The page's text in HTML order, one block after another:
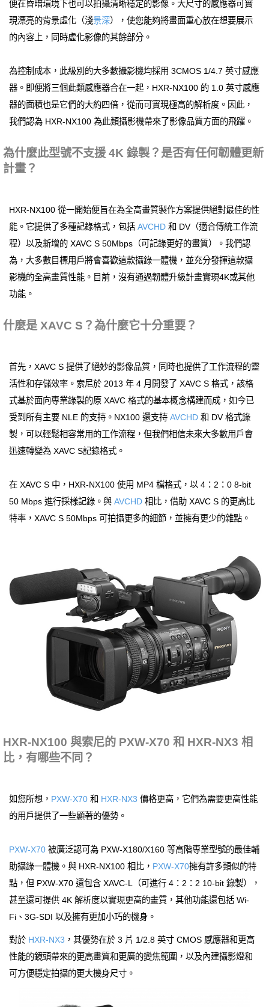
便在昏暗環境下也可以拍攝清晰穩定的影像。大尺寸的感應器可實
現漂亮的背景虛化（淺景深），使您能夠將畫面重心放在想要展示
的內容上，同時虛化影像的其餘部分。
為控制成本，此級別的大多數攝影機均採用 3CMOS 1/4.7 英寸感應
器。即便將三個此類感應器合在一起，HXR-NX100 的 1.0 英寸感應
器的面積也是它們的大約四倍，從而可實現極高的解析度。因此，
我們認為 HXR-NX100 為此類攝影機帶來了影像品質方面的飛躍。
為什麼此型號不支援 4K 錄製？是否有任何韌體更新
計畫？
HXR-NX100 從一開始便旨在為全高畫質製作方案提供絕對最佳的性
能。它提供了多種記錄格式，包括 AVCHD 和 DV（適合傳統工作流
程）以及新增的 XAVC S 50Mbps（可記錄更好的畫質）。我們認
為，大多數目標用戶將會喜歡這款攝錄一體機，並充分發揮這款攝
影機的全高畫質性能。目前，沒有通過韌體升級計畫實現4K或其他
功能。
什麼是 XAVC S？為什麼它十分重要？
首先，XAVC S 提供了絕妙的影像品質，同時也提供了工作流程的靈
活性和存儲效率。索尼於 2013 年 4 月開發了 XAVC S 格式，該格
式基於面向專業錄製的原 XAVC 格式的基本概念構建而成，如今已
受到所有主要 NLE 的支持。NX100 還支持 AVCHD 和 DV 格式錄
製，可以輕鬆相容常用的工作流程，但我們相信未來大多數用戶會
迅速轉變為 XAVC S記錄格式。
在 XAVC S 中，HXR-NX100 使用 MP4 檔格式，以 4：2：0 8-bit
50 Mbps 進行採樣記錄。與 AVCHD 相比，借助 XAVC S 的更高比
特率，XAVC S 50Mbps 可拍攝更多的細節，並擁有更少的雜點。
HXR-NX100 與索尼的 PXW-X70 和 HXR-NX3 相
比，有哪些不同？
如您所想， PXW-X70 和 HXR-NX3 價格更高，它們為需要更高性能
的用戶提供了一些顯著的優勢。
PXW-X70 被廣泛認可為 PXW-X180/X160 等高階專業型號的最佳輔
助攝錄一體機。與 HXR-NX100 相比， PXW-X70擁有許多類似的特
點，但 PXW-X70 還包含 XAVC-L（可進行 4：2：2 10-bit 錄製），
甚至還可提供 4K 解析度以實現更高的畫質，其他功能還包括 Wi-
Fi、3G-SDI 以及擁有更加小巧的機身。
對於 HXR-NX3 ，其優勢在於 3 片 1/2.8 英寸 CMOS 感應器和更高
性能的鏡頭帶來的更高畫質和更廣的變焦範圍，以及內建攝影燈和
可方便穩定拍攝的更大機身尺寸。